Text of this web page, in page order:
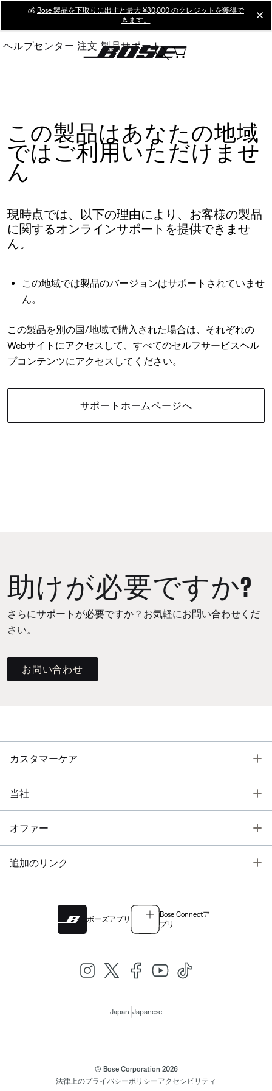
Main
💰 Bose 製品を下取りに出すと最大 ¥30,000 のクレジットを獲得で
きます。
ヘルプセンター 注文 製品サポート
この製品はあなたの地域
ではご利用いただけませ
ん
現時点では、以下の理由により、お客様の製品
に関するオンラインサポートを提供できませ
ん。
この地域では製品のバージョンはサポートされていませ
ん。
この製品を別の国/地域で購入された場合は、それぞれの
Webサイトにアクセスして、すべてのセルフサービスヘル
プコンテンツにアクセスしてください。
サポートホームページへ
助けが必要ですか?
さらにサポートが必要ですか？お気軽にお問い合わせくだ
さい。
お問い合わせ
カスタマーケア
当社
オファー
追加のリンク
ボーズアプリ
Bose Connectア
プリ
Japan Japanese
© Bose Corporation 2026
法律上のプライバシーポリシーアクセシビリティ